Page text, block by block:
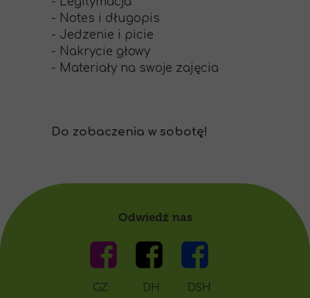
- Notes i długopis
- Jedzenie i picie
- Nakrycie głowy
- Materiały na swoje zajęcia
Do zobaczenia w sobotę!
GZ DH DSH
Odwiedź nas